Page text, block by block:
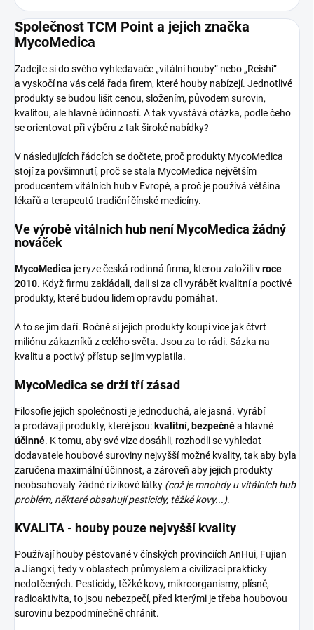
Společnost TCM Point a jejich značka
MycoMedica
Zadejte si do svého vyhledavače „vitální houby“ nebo „Reishi“
a vyskočí na vás celá řada firem, které houby nabízejí. Jednotlivé
produkty se budou lišit cenou, složením, původem surovin,
kvalitou, ale hlavně účinností. A tak vyvstává otázka, podle čeho
se orientovat při výběru z tak široké nabídky?
V následujících řádcích se dočtete, proč produkty MycoMedica
stojí za povšimnutí, proč se stala MycoMedica největším
producentem vitálních hub v Evropě, a proč je používá většina
lékařů a terapeutů tradiční čínské medicíny.
Ve výrobě vitálních hub není MycoMedica žádný
nováček
MycoMedica je ryze česká rodinná firma, kterou založiliv roce
2010. Když firmu zakládali, dali si za cíl vyrábět kvalitní a poctivé
produkty, které budou lidem opravdu pomáhat.
A to se jim daří. Ročně si jejich produkty koupí více jak čtvrt
miliónu zákazníků z celého světa. Jsou za to rádi. Sázka na
kvalitu a poctivý přístup se jim vyplatila.
MycoMedica se drží tří zásad
Filosofie jejich společnosti je jednoduchá, ale jasná. Vyrábí
a prodávají produkty, které jsou:kvalitní, bezpečnéa hlavně
účinné. K tomu, aby své vize dosáhli, rozhodli se vyhledat
dodavatele houbové suroviny nejvyšší možné kvality, tak aby byla
zaručena maximální účinnost, a zároveň aby jejich produkty
neobsahovaly žádné rizikové látky (což je mnohdy u vitálních hub
problém, některé obsahují pesticidy, těžké kovy...).
KVALITA - houby pouze nejvyšší kvality
Používají houby pěstované v čínských provinciích AnHui, Fujian
a Jiangxi, tedy v oblastech průmyslem a civilizací prakticky
nedotčených. Pesticidy, těžké kovy, mikroorganismy, plísně,
radioaktivita, to jsou nebezpečí, před kterými je třeba houbovou
surovinu bezpodmínečně chránit.